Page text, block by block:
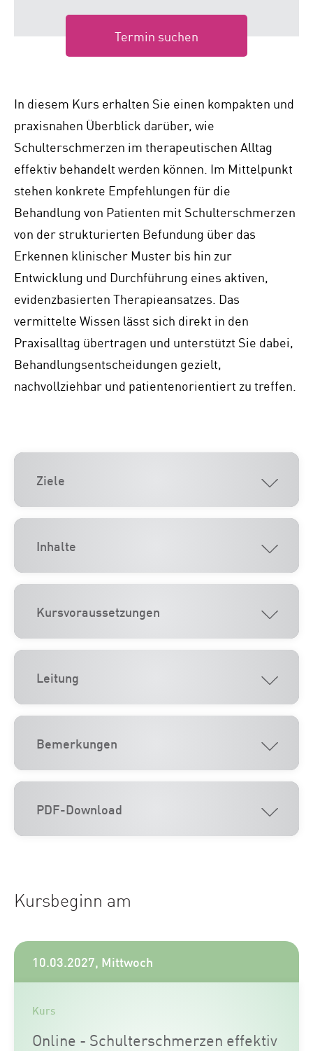
Termin suchen
In diesem Kurs erhalten Sie einen kompakten und
praxisnahen Überblick darüber, wie
Schulterschmerzen im therapeutischen Alltag
effektiv behandelt werden können. Im Mittelpunkt
stehen konkrete Empfehlungen für die
Behandlung von Patienten mit Schulterschmerzen
von der strukturierten Befundung über das
Erkennen klinischer Muster bis hin zur
Entwicklung und Durchführung eines aktiven,
evidenzbasierten Therapieansatzes. Das
vermittelte Wissen lässt sich direkt in den
Praxisalltag übertragen und unterstützt Sie dabei,
Behandlungsentscheidungen gezielt,
nachvollziehbar und patientenorientiert zu treffen.
Ziele
Inhalte
Kursvoraussetzungen
Leitung
Bemerkungen
PDF-Download
Kursbeginn am
10.03.2027, Mittwoch
Kurs
Online - Schulterschmerzen effektiv